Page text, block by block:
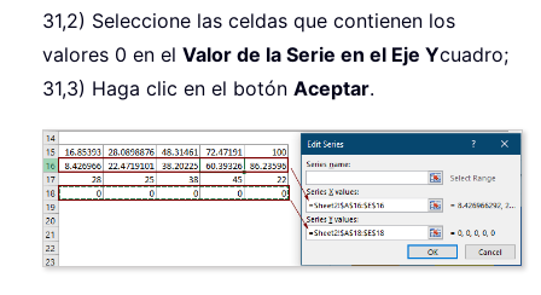
31,2) Seleccione las celdas que contienen los
valores 0 en el Valor de la Serie en el Eje Ycuadro;
31,3) Haga clic en el botón Aceptar.